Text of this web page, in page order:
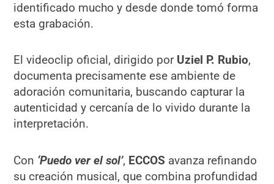
identificado mucho y desde donde tomó forma
esta grabación.
El videoclip oficial, dirigido por Uziel P. Rubio,
documenta precisamente ese ambiente de
adoración comunitaria, buscando capturar la
autenticidad y cercanía de lo vivido durante la
interpretación.
Con ‘Puedo ver el sol’, ECCOS avanza refinando
su creación musical, que combina profundidad